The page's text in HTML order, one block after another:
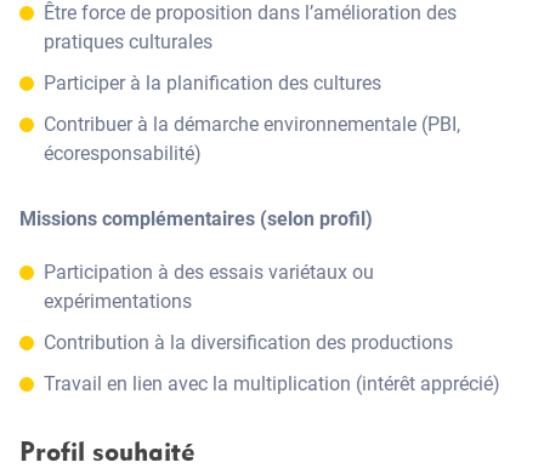
Être force de proposition dans l’amélioration des
pratiques culturales
Participer à la planification des cultures
Contribuer à la démarche environnementale (PBI,
écoresponsabilité)
Missions complémentaires (selon profil)
Participation à des essais variétaux ou
expérimentations
Contribution à la diversification des productions
Travail en lien avec la multiplication (intérêt apprécié)
Profil souhaité